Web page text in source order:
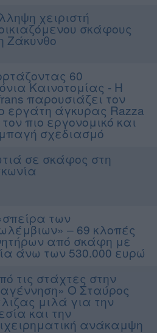
SHOW 2025
χειριστή
σκάφους
Ζάκυνθο
60
Καινοτομίας - Η
παρουσιάζει τον
εργάτη άγκυρας Razza
πιο εργονομικό και
σχεδιασμό
σε σκάφος στη
των
– 69 κλοπές
από σκάφη με
άνω των 530.000 ευρώ
τις στάχτες στην
Ο Σταύρος
μιλά για την
και την
ανάκαμψη